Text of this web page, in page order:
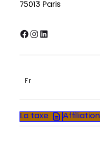
75013 Paris
Facebook InstagramLinkedIn
Fr
La taxe Affiliation